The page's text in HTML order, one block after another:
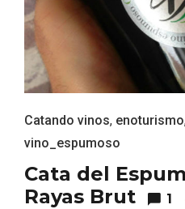
Catando vinos, enoturismo
vino_espumoso
Cata del
Rayas Brut
1
ACCEDER
Ultimas